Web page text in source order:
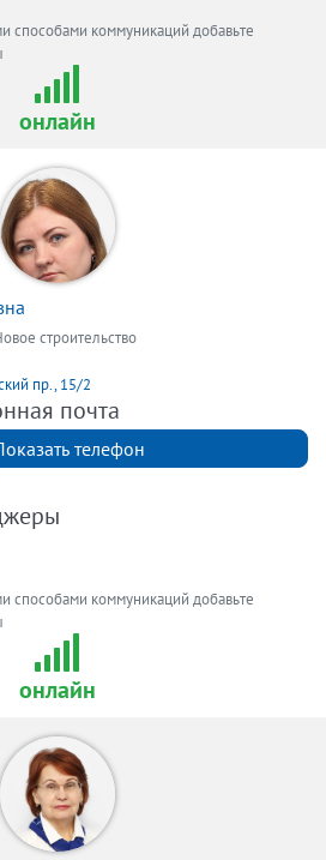
способами коммуникаций добавьте
онлайн
строительство
пр., 15/2
почта
телефон
способами коммуникаций добавьте
онлайн